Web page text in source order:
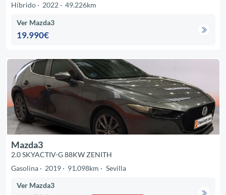
Híbrido
2022 49.226km
Ver Mazda3
19.990€
Mazda3
2.0 SKYACTIV-G 88KW ZENITH
Gasolina
2019 91.098km Sevilla
Ver Mazda3